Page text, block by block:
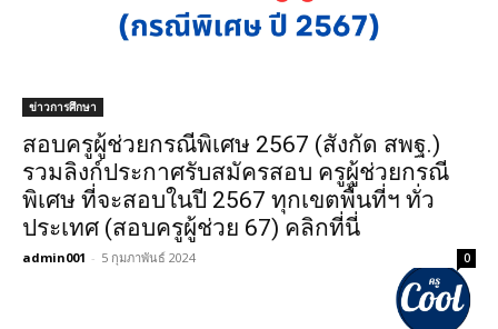
ข่าวการศึกษา
สอบครูผู้ช่วยกรณีพิเศษ 2567 (สังกัด สพฐ.)
รวมลิงก์ประกาศรับสมัครสอบ ครูผู้ช่วยกรณี
พิเศษ ที่จะสอบในปี 2567 ทุกเขตพื้นที่ฯ ทั่ว
ประเทศ (สอบครูผู้ช่วย 67) คลิกที่นี่
admin001 - 5 กุมภาพันธ์ 2024 0